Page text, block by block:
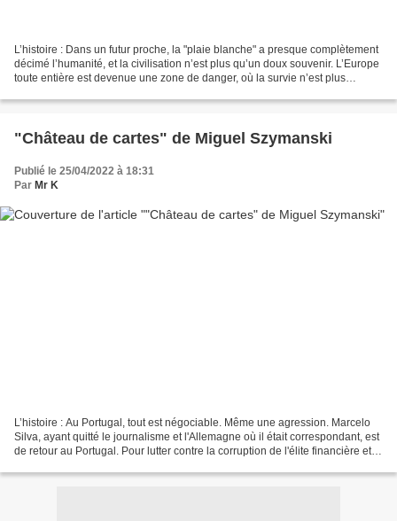
L’histoire : Dans un futur proche, la "plaie blanche" a presque complètement
décimé l’humanité, et la civilisation n’est plus qu’un doux souvenir. L’Europe
toute entière est devenue une zone de danger, où la survie n’est plus
"Château de cartes" de Miguel Szymanski
Publié le 25/04/2022 à 18:31
Par Mr K
L’histoire : Au Portugal, tout est négociable. Même une agression. Marcelo
Silva, ayant quitté le journalisme et l'Allemagne où il était correspondant, est
de retour au Portugal. Pour lutter contre la corruption de l'élite financière et